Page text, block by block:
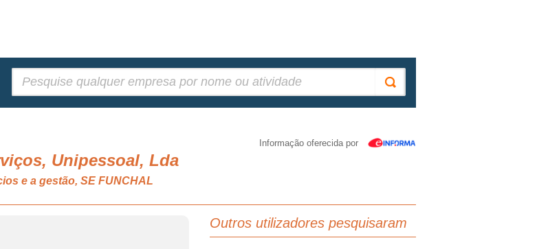
Informação oferecida por
Unipessoal, Lda
e a gestão, SE FUNCHAL
Outros utilizadores pesquisaram